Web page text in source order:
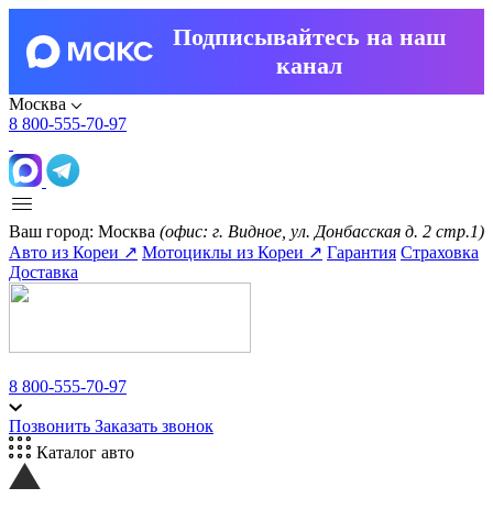
Подписывайтесь на наш
канал
Москва
8 800-555-70-97
Ваш город: Москва (офис: г. Видное, ул. Донбасская д. 2 стр.1)
Авто из Кореи ↗ Мотоциклы из Кореи ↗ Гарантия Страховка
Доставка
8 800-555-70-97
Позвонить Заказать звонок
Каталог авто